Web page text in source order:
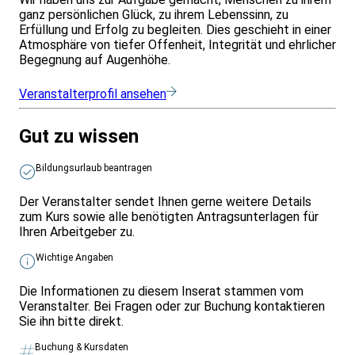
bringen
Wege zu mehr Akzeptanz von widrigen Umständen zu
finden
Ihre inneren Kraftquellen zu erkennen
zu nehmen
Krisen zu überwinden und an ihnen durch persönliche
die direkte Verbindung zwischen Resilienz und
und darauf Einfluss zu nehmen
An unseren verschiedenen Standorten finden sich ideale
Bedingungen für einen entspannten Rückzug aus dem
stressigen Alltag mit schönen Wanderstrecken, auf
denen Resilienz sehr gut trainiert werden kann.
ganz persönlichen Glück, zu ihrem Lebenssinn, zu
Erfüllung und Erfolg zu begleiten. Dies geschieht in einer
Atmosphäre von tiefer Offenheit, Integrität und ehrlicher
Begegnung auf Augenhöhe.
Veranstalterprofil ansehen
Gut zu wissen
Bildungsurlaub beantragen
Der Veranstalter sendet Ihnen gerne weitere Details
zum Kurs sowie alle benötigten Antragsunterlagen für
Ihren Arbeitgeber zu.
Wichtige Angaben
Die Informationen zu diesem Inserat stammen vom
Veranstalter. Bei Fragen oder zur Buchung kontaktieren
Sie ihn bitte direkt.
Buchung & Kursdaten